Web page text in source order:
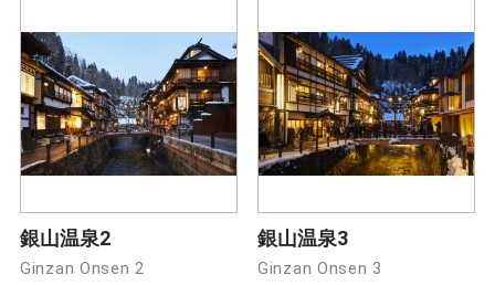
銀山温泉2
Ginzan Onsen 2
銀山温泉3
Ginzan Onsen 3